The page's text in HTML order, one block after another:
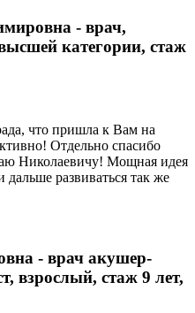
- врач,
категории, стаж
что пришла к Вам на
Отдельно спасибо
Николаевичу! Мощная идея
развиваться так же
- врач акушер-
взрослый, стаж 9 лет,